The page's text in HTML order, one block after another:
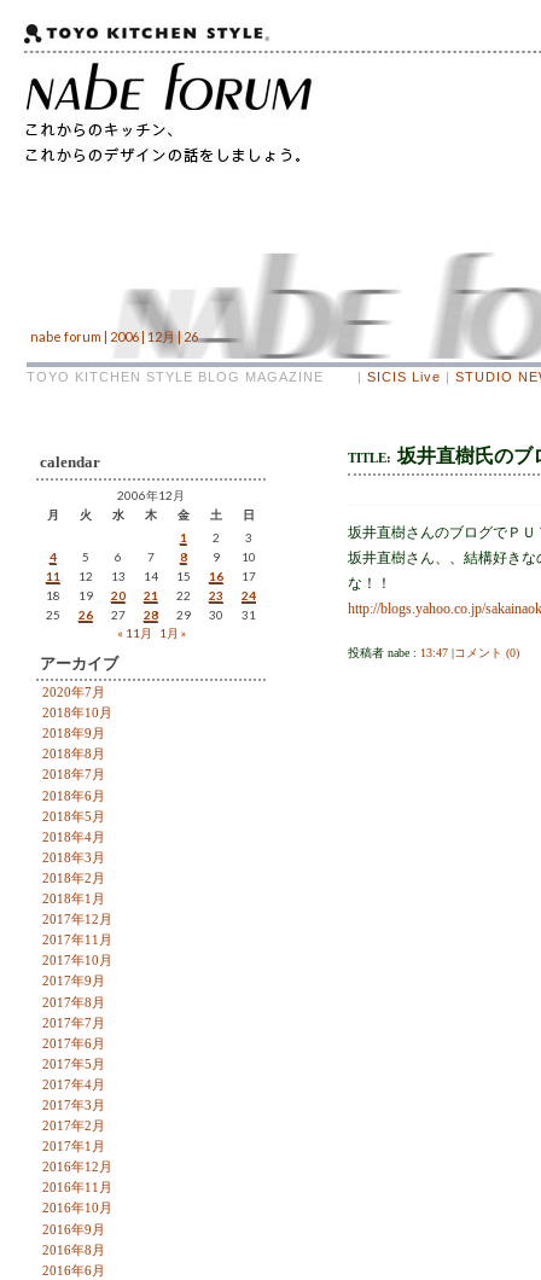
nabe forum | 2006 | 12月 | 26
TOYO KITCHEN STYLE BLOG MAGAZINE | SICIS Live | STUDIO
calendar
2006年12月
月
火 水 木 金 土
日
1
2
3
4
5 6 7 8 9
10
11
12 13 14 15 16
17
18
19 20 21 22 23
24
25
26 27 28 29 30
31
« 11月
1月 »
アーカイブ
2020年7月
2018年10月
2018年9月
2018年8月
2018年7月
2018年6月
2018年5月
2018年4月
2018年3月
2018年2月
2018年1月
2017年12月
2017年11月
2017年10月
2017年9月
2017年8月
2017年7月
2017年6月
2017年5月
2017年4月
2017年3月
2017年2月
2017年1月
2016年12月
2016年11月
2016年10月
2016年9月
2016年8月
2016年6月
TITLE: 坂井直樹氏のブ
坂井直樹さんのブログでＰ
坂井直樹さん、、結構好き
な！！
http://blogs.yahoo.co.jp/
投稿者 nabe : 13:47 |コメント (0)